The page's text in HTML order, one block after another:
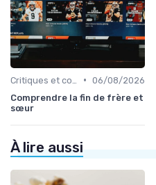
• 06/08/2026
Comprendre la fin de frère et
sœur
À lire aussi